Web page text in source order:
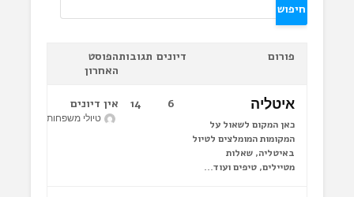
פורום דיונים תגובותהפוסט
האחרון
איטליה
כאן המקום לשאול על
המקומות המומלצים לטיול
באיטליה, שאלות
מטיילים, טיפים ועוד...
6
14 אין דיונים
טיולי משפחות לחו"ל